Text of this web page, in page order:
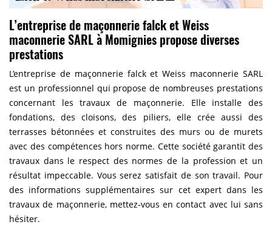
L’entreprise de maçonnerie falck et Weiss
maconnerie SARL à Momignies propose diverses
prestations
L’entreprise de maçonnerie falck et Weiss maconnerie SARL
est un professionnel qui propose de nombreuses prestations
concernant les travaux de maçonnerie. Elle installe des
fondations, des cloisons, des piliers, elle crée aussi des
terrasses bétonnées et construites des murs ou de murets
avec des compétences hors norme. Cette société garantit des
travaux dans le respect des normes de la profession et un
résultat impeccable. Vous serez satisfait de son travail. Pour
des informations supplémentaires sur cet expert dans les
travaux de maçonnerie, mettez-vous en contact avec lui sans
hésiter.